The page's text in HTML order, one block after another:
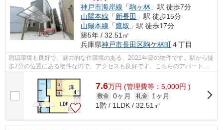
神戸市海岸線 「駒ヶ林 」駅 徒歩7分
山陽本線 「新長田 」駅 徒歩15分
山陽本線 「鷹取 」駅 徒歩17分
築5年 / 32.51㎡
兵庫県神戸市長田区駒ケ林町４丁目
周辺環境も良好で、魅力的な住環境のある、2021年築の物件です。駅から徒
歩7分の位置にある物件なので、アクセスも良好です。こちらのアパートか
らなら、2沿線を利用できます。ニーズ...
7.6万円 (管理費等：5,000円 )
敷金 0ヶ月 礼金
1ヶ月
1階 / 1LDK / 32.51㎡